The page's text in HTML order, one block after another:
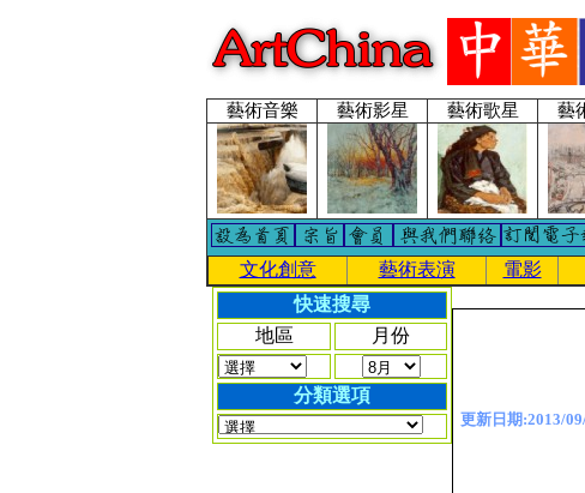
藝術音樂 藝術影星 藝術歌星 藝
文化創意 藝術表演 電影
快速搜尋
地區
月份
分類選項
更新日期:2013/